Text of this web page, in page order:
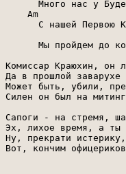
Много нас у
Am
С нашей Первою
Мы пройдем до
Комиссар Краюхин, он
Да в прошлой
Может быть, убили,
Силен он был на
Сапоги - на стремя,
Эх, лихое время, а ты
Ну, прекрати
Вот, кончим